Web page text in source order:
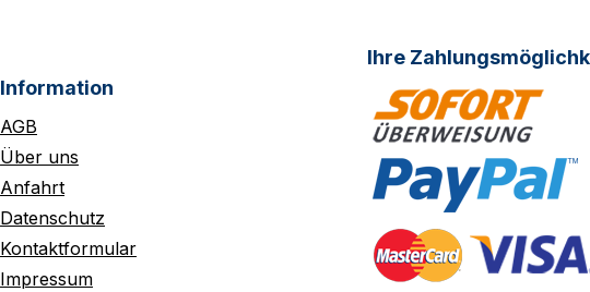
Information
AGB
Über uns
Anfahrt
Datenschutz
Kontaktformular
Impressum
Ihre